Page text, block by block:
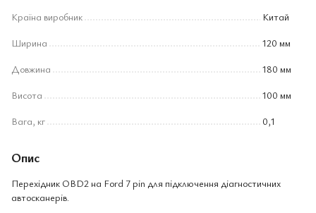
Країна виробник
Китай
Ширина
120 мм
Довжина
180 мм
Висота
100 мм
Вага, кг
0,1
Опис
Перехідник OBD2 на Ford 7 pin для підключення діагностичних
автосканерів.